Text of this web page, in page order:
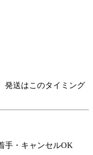
発送はこのタイミング
手・キャンセルOK